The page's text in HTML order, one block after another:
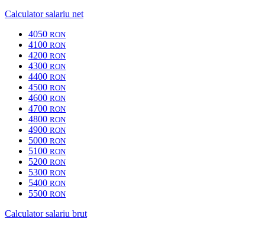
Calculator salariu net
4050 RON
4100 RON
4200 RON
4300 RON
4400 RON
4500 RON
4600 RON
4700 RON
4800 RON
4900 RON
5000 RON
5100 RON
5200 RON
5300 RON
5400 RON
5500 RON
Calculator salariu brut